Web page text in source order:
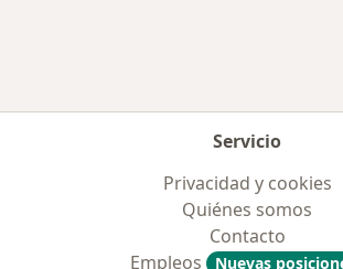
Servicio
Privacidad y cookies
Quiénes somos
Contacto
Empleos
Nuevas